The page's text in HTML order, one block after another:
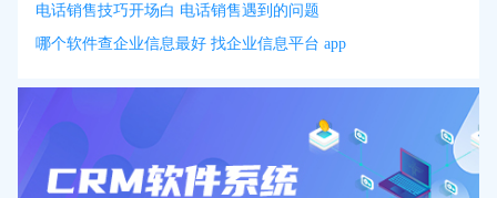
电话销售技巧开场白 电话销售遇到的问题
哪个软件查企业信息最好 找企业信息平台 app